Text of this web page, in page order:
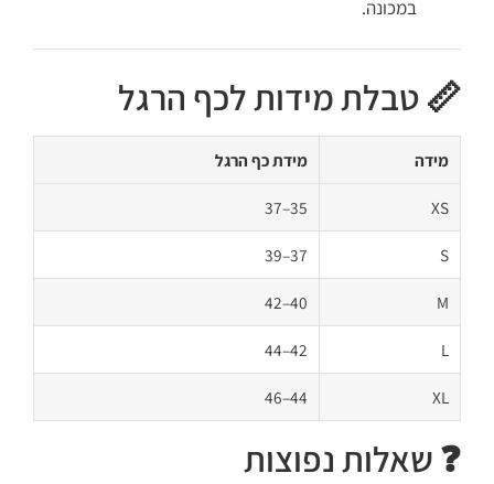
במכונה.
📏 טבלת מידות לכף הרגל
מידה מידת כף הרגל
XS
35–37
S
37–39
M
40–42
L
42–44
XL
44–46
❓ שאלות נפוצות